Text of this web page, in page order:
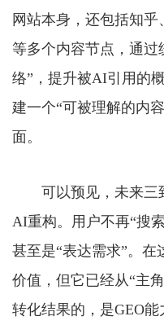
网站本身，还包括知
等多个内容节点，通过
络”，提升被AI引用的
建一个“可被理解的内
面。
可以预见，未来三
AI重构。用户不再“搜
甚至是“表达需求”。在
价值，但它已经从“主
转化结果的，是GEO能